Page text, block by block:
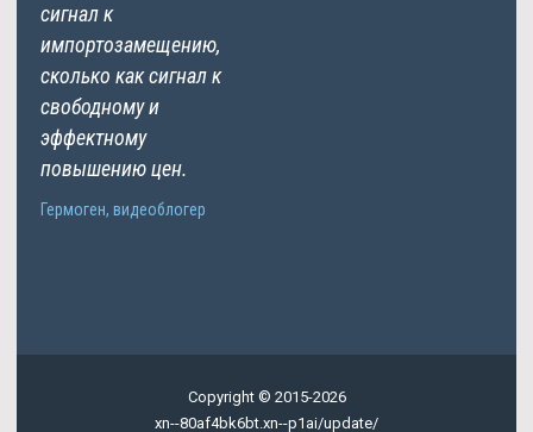
сигнал к
импортозамещению,
сколько как сигнал к
свободному и
эффектному
повышению цен.
Гермоген, видеоблогер
Copyright © 2015-2026
xn--80af4bk6bt.xn--p1ai/update/